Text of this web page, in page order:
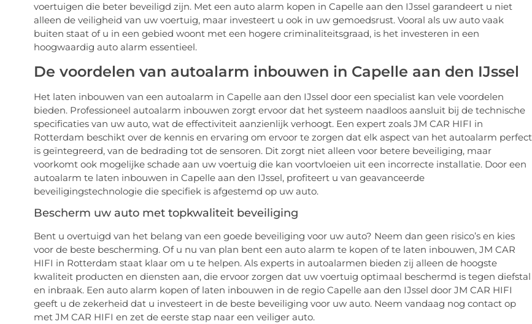
voertuigen die beter beveiligd zijn. Met een auto alarm kopen in Capelle aan den IJssel garandeert u niet
alleen de veiligheid van uw voertuig, maar investeert u ook in uw gemoedsrust. Vooral als uw auto vaak
buiten staat of u in een gebied woont met een hogere criminaliteitsgraad, is het investeren in een
hoogwaardig auto alarm essentieel.
De voordelen van autoalarm inbouwen in Capelle aan den IJssel
Het laten inbouwen van een autoalarm in Capelle aan den IJssel door een specialist kan vele voordelen
bieden. Professioneel autoalarm inbouwen zorgt ervoor dat het systeem naadloos aansluit bij de technische
specificaties van uw auto, wat de effectiviteit aanzienlijk verhoogt. Een expert zoals JM CAR HIFI in
Rotterdam beschikt over de kennis en ervaring om ervoor te zorgen dat elk aspect van het autoalarm perfect
is geïntegreerd, van de bedrading tot de sensoren. Dit zorgt niet alleen voor betere beveiliging, maar
voorkomt ook mogelijke schade aan uw voertuig die kan voortvloeien uit een incorrecte installatie. Door een
autoalarm te laten inbouwen in Capelle aan den IJssel, profiteert u van geavanceerde
beveiligingstechnologie die specifiek is afgestemd op uw auto.
Bescherm uw auto met topkwaliteit beveiliging
Bent u overtuigd van het belang van een goede beveiliging voor uw auto? Neem dan geen risico’s en kies
voor de beste bescherming. Of u nu van plan bent een auto alarm te kopen of te laten inbouwen, JM CAR
HIFI in Rotterdam staat klaar om u te helpen. Als experts in autoalarmen bieden zij alleen de hoogste
kwaliteit producten en diensten aan, die ervoor zorgen dat uw voertuig optimaal beschermd is tegen diefstal
en inbraak. Een auto alarm kopen of laten inbouwen in de regio Capelle aan den IJssel door JM CAR HIFI
geeft u de zekerheid dat u investeert in de beste beveiliging voor uw auto. Neem vandaag nog contact op
met JM CAR HIFI en zet de eerste stap naar een veiliger auto.